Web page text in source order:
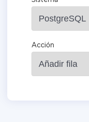
Acción